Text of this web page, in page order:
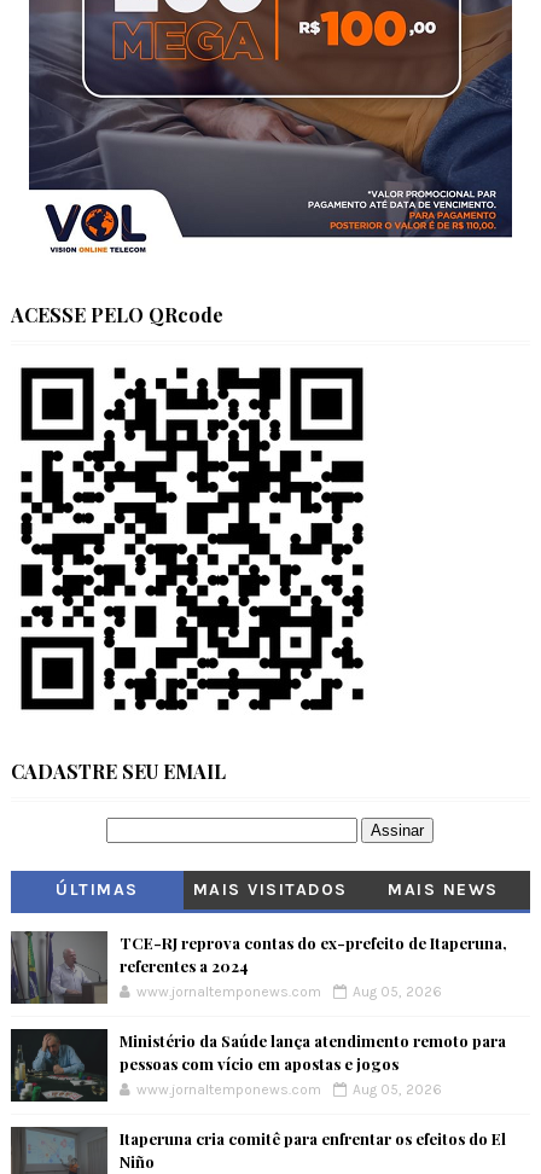
ACESSE PELO QRcode
CADASTRE SEU EMAIL
ÚLTIMAS MAIS VISITADOS MAIS NEWS
TCE-RJ reprova contas do ex-prefeito de Itaperuna,
referentes a 2024
www.jornaltemponews.com Aug 05, 2026
Ministério da Saúde lança atendimento remoto para
pessoas com vício em apostas e jogos
www.jornaltemponews.com Aug 05, 2026
Itaperuna cria comitê para enfrentar os efeitos do El
Niño